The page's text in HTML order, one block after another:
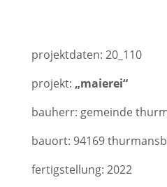
projektdaten: 20_110
projekt: „maierei“
bauherr: gemeinde
bauort: 94169
fertigstellung: 2022